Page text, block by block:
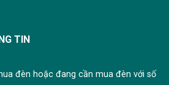
TIN
đèn hoặc đang cần mua đèn với số